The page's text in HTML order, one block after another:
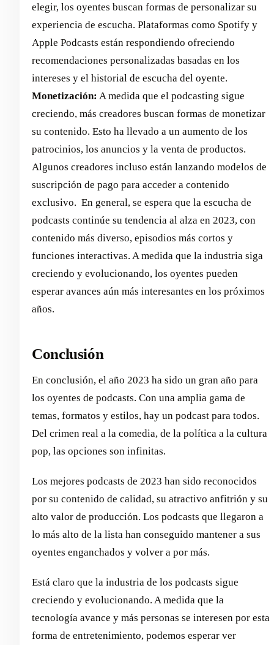
elegir, los oyentes buscan formas de personalizar su
experiencia de escucha. Plataformas como Spotify y
Apple Podcasts están respondiendo ofreciendo
recomendaciones personalizadas basadas en los
intereses y el historial de escucha del oyente.
Monetización: A medida que el podcasting sigue
creciendo, más creadores buscan formas de monetizar
su contenido. Esto ha llevado a un aumento de los
patrocinios, los anuncios y la venta de productos.
Algunos creadores incluso están lanzando modelos de
suscripción de pago para acceder a contenido
exclusivo. ‍ En general, se espera que la escucha de
podcasts continúe su tendencia al alza en 2023, con
contenido más diverso, episodios más cortos y
funciones interactivas. A medida que la industria siga
creciendo y evolucionando, los oyentes pueden
esperar avances aún más interesantes en los próximos
años.
Conclusión
En conclusión, el año 2023 ha sido un gran año para
los oyentes de podcasts. Con una amplia gama de
temas, formatos y estilos, hay un podcast para todos.
Del crimen real a la comedia, de la política a la cultura
pop, las opciones son infinitas.
Los mejores podcasts de 2023 han sido reconocidos
por su contenido de calidad, su atractivo anfitrión y su
alto valor de producción. Los podcasts que llegaron a
lo más alto de la lista han conseguido mantener a sus
oyentes enganchados y volver a por más.
Está claro que la industria de los podcasts sigue
creciendo y evolucionando. A medida que la
tecnología avance y más personas se interesen por esta
forma de entretenimiento, podemos esperar ver